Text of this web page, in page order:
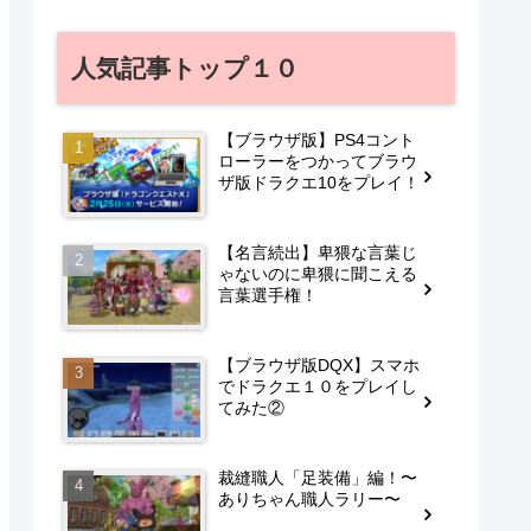
人気記事トップ１０
【ブラウザ版】PS4コント
ローラーをつかってブラウ
ザ版ドラクエ10をプレイ！
【名言続出】卑猥な言葉じ
ゃないのに卑猥に聞こえる
言葉選手権！
【ブラウザ版DQX】スマホ
でドラクエ１０をプレイし
てみた②
裁縫職人「足装備」編！〜
ありちゃん職人ラリー〜